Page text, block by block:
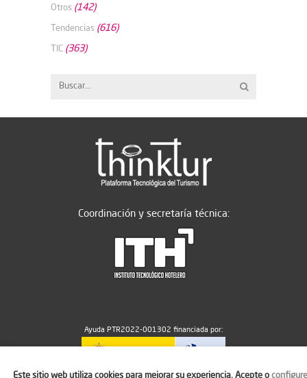
Otros (142)
Tendencias (616)
TIC (363)
Coordinación y secretaría técnica:
Ayuda PTR2022-001302 financiada por:
Este sitio web utiliza cookies para mejorar su experiencia. Acepte oconfigure